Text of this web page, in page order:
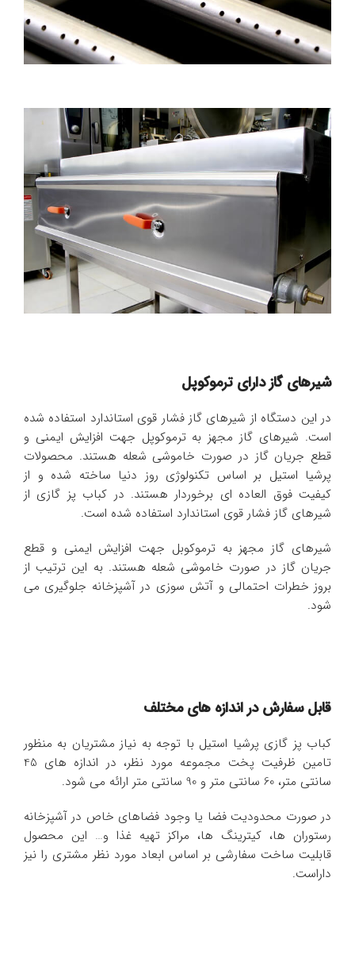
شیرهای گاز دارای ترموکوپل
در این دستگاه از شیرهای گاز فشار قوی استاندارد استفاده شده
است. شیرهای گاز مجهز به ترموکوپل جهت افزایش ایمنی و
قطع جریان گاز در صورت خاموشی شعله هستند. محصولات
پرشیا استیل بر اساس تکنولوژی روز دنیا ساخته شده و از
کیفیت فوق العاده ای برخوردار هستند. در کباب پز گازی از
شیرهای گاز فشار قوی استاندارد استفاده شده است.
شیرهای گاز مجهز به ترموکوبل جهت افزایش ایمنی و قطع
جریان گاز در صورت خاموشی شعله هستند. به این ترتیب از
بروز خطرات احتمالی و آتش سوزی در آشپزخانه جلوگیری می
شود.
قابل سفارش در اندازه های مختلف
کباب پز گازی پرشیا استیل با توجه به نیاز مشتریان به منظور
تامین ظرفیت پخت مجموعه مورد نظر، در اندازه های 45
سانتی متر، 60 سانتی متر و 90 سانتی متر ارائه می شود.
در صورت محدودیت فضا یا وجود فضاهای خاص در آشپزخانه
رستوران ها، کیترینگ ها، مراکز تهیه غذا و… این محصول
قابلیت ساخت سفارشی بر اساس ابعاد مورد نظر مشتری را نیز
داراست.